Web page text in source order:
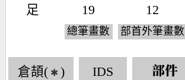
足 19
總筆畫數
12
部首外筆畫數
倉頡( ✱ ) IDS 部件